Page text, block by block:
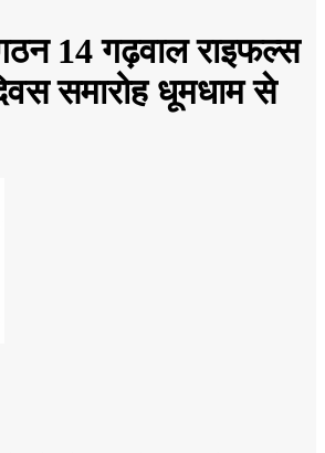
14 गढ़वाल राइफल्स
समारोह धूमधाम से